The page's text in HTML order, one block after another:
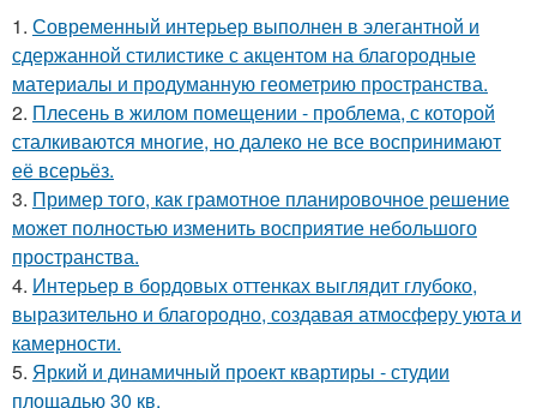
1. Современный интерьер выполнен в элегантной и
сдержанной стилистике с акцентом на благородные
материалы и продуманную геометрию пространства.
2. Плесень в жилом помещении - проблема, с которой
сталкиваются многие, но далеко не все воспринимают
её всерьёз.
3. Пример того, как грамотное планировочное решение
может полностью изменить восприятие небольшого
пространства.
4. Интерьер в бордовых оттенках выглядит глубоко,
выразительно и благородно, создавая атмосферу уюта и
камерности.
5. Яркий и динамичный проект квартиры - студии
площадью 30 кв.